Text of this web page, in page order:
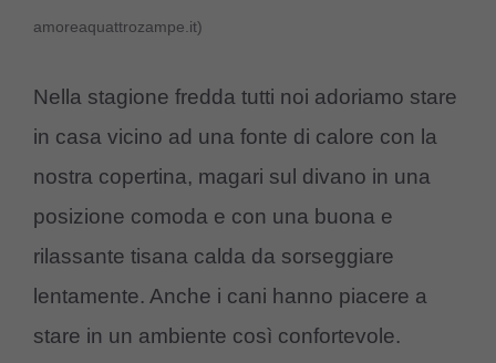
amoreaquattrozampe.it)
Nella stagione fredda tutti noi adoriamo stare
in casa vicino ad una fonte di calore con la
nostra copertina, magari sul divano in una
posizione comoda e con una buona e
rilassante tisana calda da sorseggiare
lentamente. Anche i cani hanno piacere a
stare in un ambiente così confortevole.